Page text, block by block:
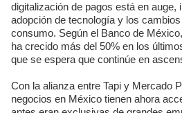
digitalización de pagos está en auge,
adopción de tecnología y los
consumo. Según el Banco de
ha crecido más del 50% en los
que se espera que continúe en
Con la alianza entre Tapi y Mercado
negocios en México tienen ahora